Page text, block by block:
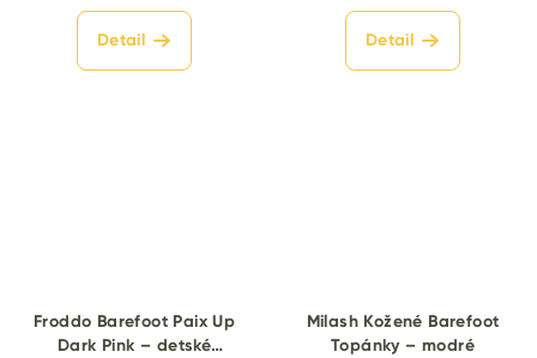
Detail Detail
Froddo Barefoot Paix Up
Dark Pink – detské
Milash Kožené Barefoot
Topánky – modré